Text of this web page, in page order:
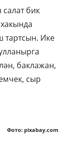
бик
тартсын. Ике
баклажан,
сыр
Фото: pixabay.com